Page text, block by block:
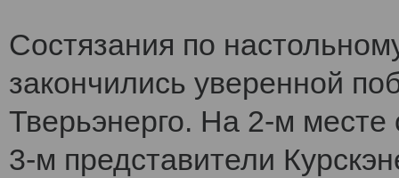
Состязания по
закончились уверенной
Тверьэнерго. На 2-м
3-м представители